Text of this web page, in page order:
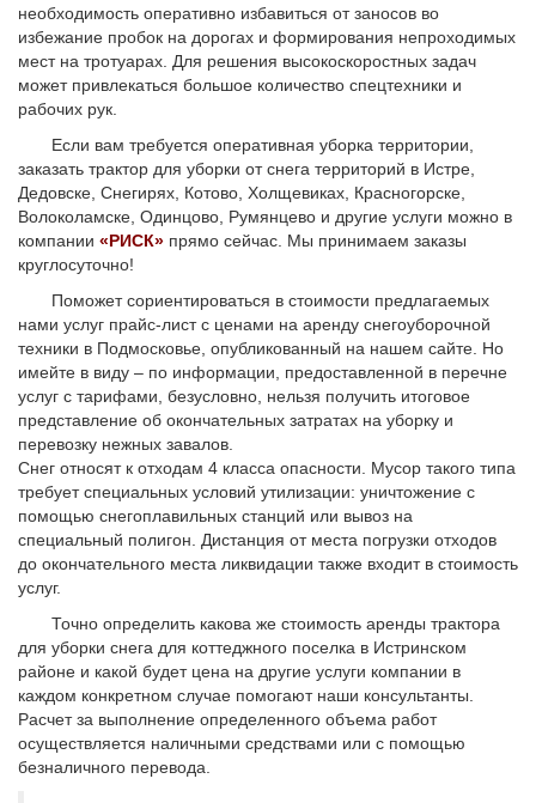
необходимость оперативно избавиться от заносов во
избежание пробок на дорогах и формирования непроходимых
мест на тротуарах. Для решения высокоскоростных задач
может привлекаться большое количество спецтехники и
рабочих рук.
Если вам требуется оперативная уборка территории,
заказать трактор для уборки от снега территорий в Истре,
Дедовске, Снегирях, Котово, Холщевиках, Красногорске,
Волоколамске, Одинцово, Румянцево и другие услуги можно в
компании «РИСК» прямо сейчас. Мы принимаем заказы
круглосуточно!
Поможет сориентироваться в стоимости предлагаемых
нами услуг прайс-лист с ценами на аренду снегоуборочной
техники в Подмосковье, опубликованный на нашем сайте. Но
имейте в виду – по информации, предоставленной в перечне
услуг с тарифами, безусловно, нельзя получить итоговое
представление об окончательных затратах на уборку и
перевозку нежных завалов.
Снег относят к отходам 4 класса опасности. Мусор такого типа
требует специальных условий утилизации: уничтожение с
помощью снегоплавильных станций или вывоз на
специальный полигон. Дистанция от места погрузки отходов
до окончательного места ликвидации также входит в стоимость
услуг.
Точно определить какова же стоимость аренды трактора
для уборки снега для коттеджного поселка в Истринском
районе и какой будет цена на другие услуги компании в
каждом конкретном случае помогают наши консультанты.
Расчет за выполнение определенного объема работ
осуществляется наличными средствами или с помощью
безналичного перевода.